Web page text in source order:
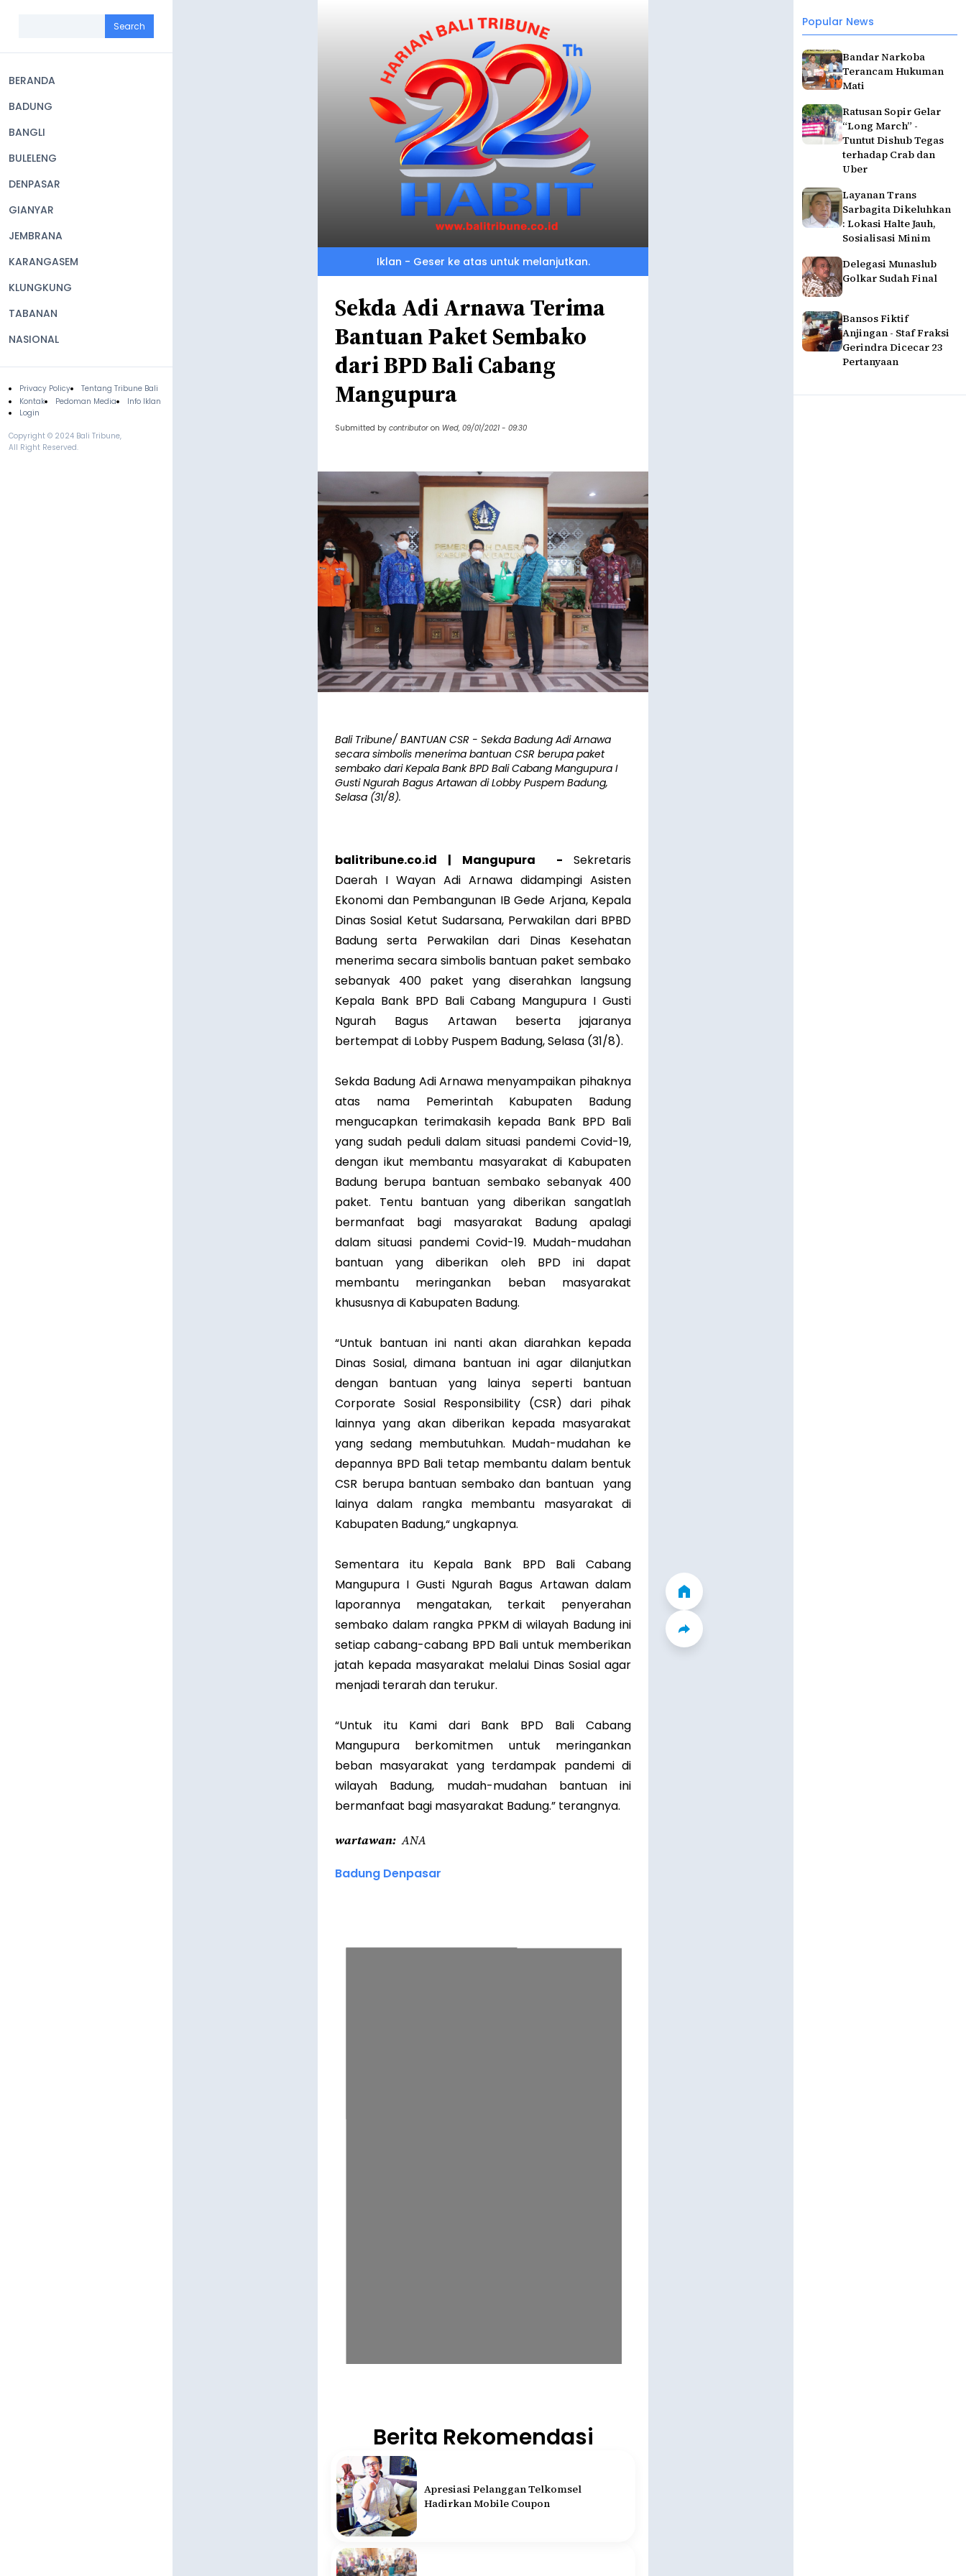
navigation
BERANDA
BADUNG
BANGLI
BULELENG
DENPASAR
GIANYAR
JEMBRANA
KARANGASEM
KLUNGKUNG
TABANAN
NASIONAL
Footer
Privacy Policy
Tentang Tribune Bali
Kontak
Pedoman Media
Info Iklan
Login
Copyright © 2024 Bali Tribune,
All Right Reserved.
Popular News
Bandar Narkoba
Terancam Hukuman
Mati
Ratusan Sopir Gelar
“Long March” -
Tuntut Dishub Tegas
terhadap Crab dan
Uber
Layanan Trans
Sarbagita Dikeluhkan
: Lokasi Halte Jauh,
Sosialisasi Minim
Delegasi Munaslub
Golkar Sudah Final
Bansos Fiktif
Anjingan - Staf Fraksi
Gerindra Dicecar 23
Pertanyaan
Iklan - Geser ke atas untuk melanjutkan.
Sekda Adi Arnawa Terima
Bantuan Paket Sembako
dari BPD Bali Cabang
Mangupura
Submitted by contributor on Wed, 09/01/2021 - 09:30
Bali Tribune/ BANTUAN CSR - Sekda Badung Adi Arnawa
secara simbolis menerima bantuan CSR berupa paket
sembako dari Kepala Bank BPD Bali Cabang Mangupura I
Gusti Ngurah Bagus Artawan di Lobby Puspem Badung,
Selasa (31/8).
balitribune.co.id | Mangupura -Sekretaris
Daerah I Wayan Adi Arnawa didampingi Asisten
Ekonomi dan Pembangunan IB Gede Arjana, Kepala
Dinas Sosial Ketut Sudarsana, Perwakilan dari BPBD
Badung serta Perwakilan dari Dinas Kesehatan
menerima secara simbolis bantuan paket sembako
sebanyak 400 paket yang diserahkan langsung
Kepala Bank BPD Bali Cabang Mangupura I Gusti
Ngurah Bagus Artawan beserta jajaranya
bertempat di Lobby Puspem Badung, Selasa (31/8).
Sekda Badung Adi Arnawa menyampaikan pihaknya
atas nama Pemerintah Kabupaten Badung
mengucapkan terimakasih kepada Bank BPD Bali
yang sudah peduli dalam situasi pandemi Covid-19,
dengan ikut membantu masyarakat di Kabupaten
Badung berupa bantuan sembako sebanyak 400
paket. Tentu bantuan yang diberikan sangatlah
bermanfaat bagi masyarakat Badung apalagi
dalam situasi pandemi Covid-19. Mudah-mudahan
bantuan yang diberikan oleh BPD ini dapat
membantu meringankan beban masyarakat
khususnya di Kabupaten Badung.
“Untuk bantuan ini nanti akan diarahkan kepada
Dinas Sosial, dimana bantuan ini agar dilanjutkan
dengan bantuan yang lainya seperti bantuan
Corporate Sosial Responsibility (CSR) dari pihak
lainnya yang akan diberikan kepada masyarakat
yang sedang membutuhkan. Mudah-mudahan ke
depannya BPD Bali tetap membantu dalam bentuk
CSR berupa bantuan sembako dan bantuan yang
lainya dalam rangka membantu masyarakat di
Kabupaten Badung,“ ungkapnya.
Sementara itu Kepala Bank BPD Bali Cabang
Mangupura I Gusti Ngurah Bagus Artawan dalam
laporannya mengatakan, terkait penyerahan
sembako dalam rangka PPKM di wilayah Badung ini
setiap cabang-cabang BPD Bali untuk memberikan
jatah kepada masyarakat melalui Dinas Sosial agar
menjadi terarah dan terukur.
“Untuk itu Kami dari Bank BPD Bali Cabang
Mangupura berkomitmen untuk meringankan
beban masyarakat yang terdampak pandemi di
wilayah Badung, mudah-mudahan bantuan ini
bermanfaat bagi masyarakat Badung.” terangnya.
wartawan ANA
Badung Denpasar
Berita Rekomendasi
Apresiasi Pelanggan Telkomsel
Hadirkan Mobile Coupon